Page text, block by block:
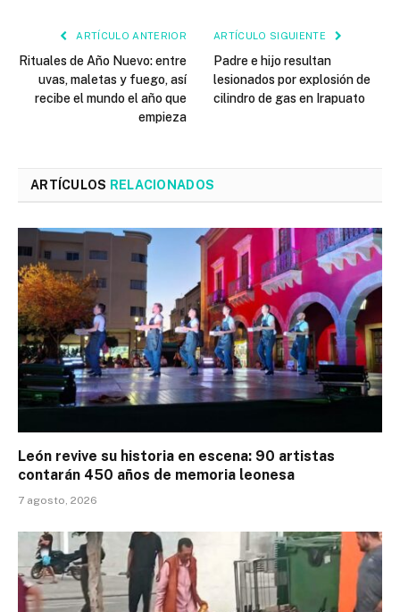
ARTÍCULO ANTERIOR
Rituales de Año Nuevo: entre
uvas, maletas y fuego, así
recibe el mundo el año que
empieza
ARTÍCULO SIGUIENTE
Padre e hijo resultan
lesionados por explosión de
cilindro de gas en Irapuato
ARTÍCULOS RELACIONADOS
León revive su historia en escena: 90 artistas
contarán 450 años de memoria leonesa
7 agosto, 2026